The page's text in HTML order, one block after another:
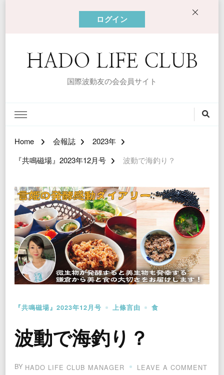
ログイン
HADO LIFE CLUB
国際波動友の会会員サイト
Home 会報誌
2023年
『共鳴磁場』2023年12月号
波動で海釣り？
『共鳴磁場』2023年12月号 上條言由 食
波動で海釣り？
BY HADO LIFE CLUB MANAGER LEAVE A COMMENT